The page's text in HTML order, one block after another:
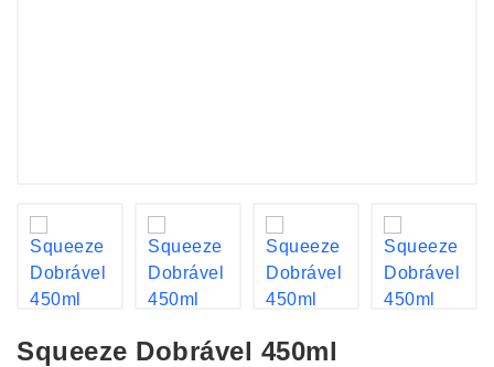
Squeeze Dobrável 450ml